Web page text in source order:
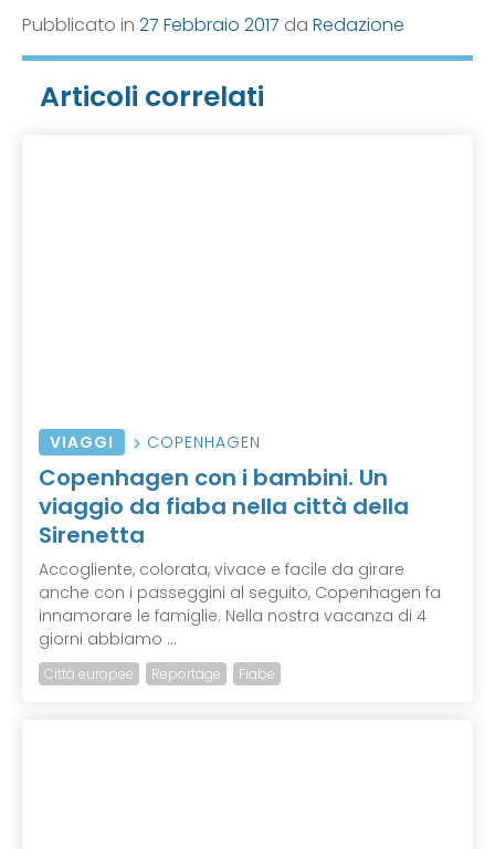
Pubblicato in 27 Febbraio 2017 da Redazione
Articoli correlati
VIAGGI COPENHAGEN
Copenhagen con i bambini. Un
viaggio da fiaba nella città della
Sirenetta
Accogliente, colorata, vivace e facile da girare
anche con i passeggini al seguito, Copenhagen fa
innamorare le famiglie. Nella nostra vacanza di 4
giorni abbiamo ...
Città europee Reportage Fiabe